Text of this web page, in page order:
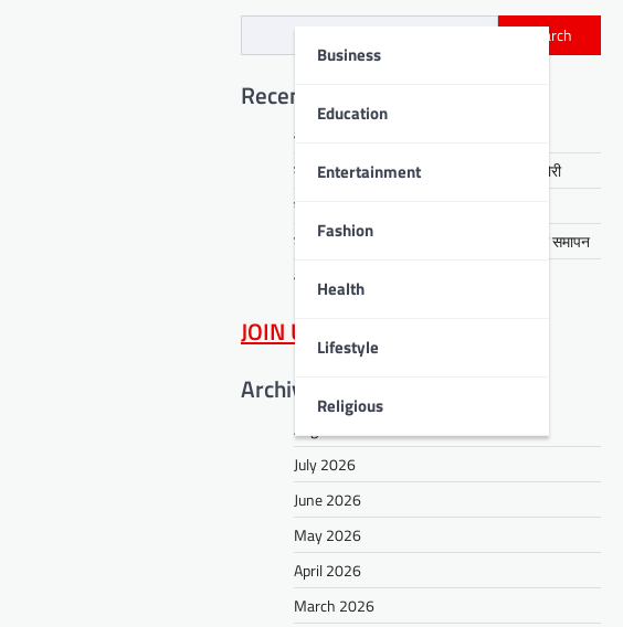
Business
Education
Entertainment
Fashion
Health
Lifestyle
Religious
Search
Recent Posts
आरती हेंब्रम हत्याकांड का खुलासा, तीन गिरफ्तार
कसमार में सेवानिवृत्त CCL कर्मी के घर लाखों की चोरी
नावाडीह में तीन अर्थियों ने रुलाया पूरा गांव
डीपीएस बोकारो में रंगारंग समूह नृत्य से ‘धरोहर’ का समापन
आईआईटी पटना में नशा मुक्ति का संदेश
JOIN US
Archives
August 2026
July 2026
June 2026
May 2026
April 2026
March 2026